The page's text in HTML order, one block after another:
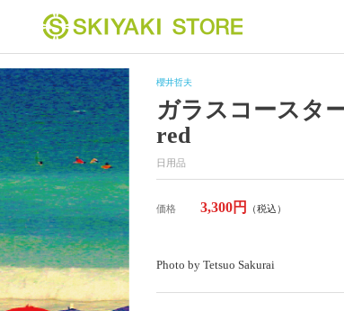
櫻井哲夫
ガラスコースタ
red
日用品
価格 3,300円 （税込）
Photo by Tetsuo Sakurai